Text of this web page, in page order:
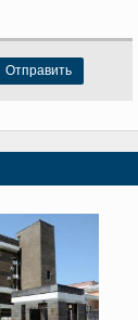
Отправить